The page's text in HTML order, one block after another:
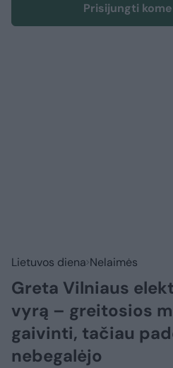
Prisijungti
Lietuvos diena Nelaimės
Greta Vilniaus
vyrą – greitosios
gaivinti, tačiau
nebegalėjo